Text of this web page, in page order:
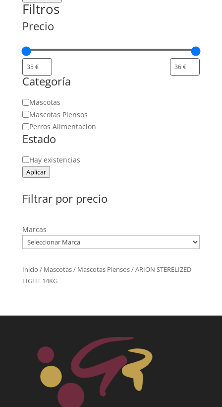
Filtros
Precio
Categoría
Categoría
Mascotas
Mascotas Piensos
Perros Alimentacion
Estado
Estado
Hay existencias
Aplicar
Filtrar por precio
Marcas
Inicio / Mascotas/ Mascotas Piensos/ ARION STERELIZED
LIGHT 14KG